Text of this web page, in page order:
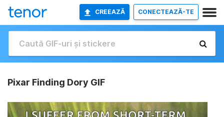
CREEAZĂ CONECTEAZĂ-TE
Pixar Finding Dory GIF